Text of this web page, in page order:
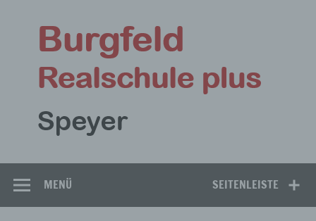
springen
SEITENLEISTE
MENÜ